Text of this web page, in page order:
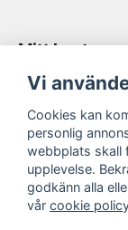
Mitt konto
Logga in
Glömt lösenord?
email
Mejladress
Vi
Cookies kan
personlig
webbplats skall
upplevelse.
godkänn alla
vår cookie